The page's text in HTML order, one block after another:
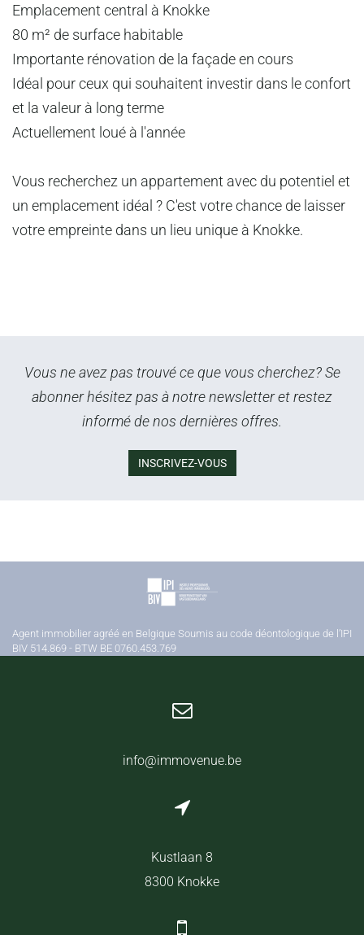
Emplacement central à Knokke
80 m² de surface habitable
Importante rénovation de la façade en cours
Idéal pour ceux qui souhaitent investir dans le confort
et la valeur à long terme
Actuellement loué à l'année
Vous recherchez un appartement avec du potentiel et
un emplacement idéal ? C'est votre chance de laisser
votre empreinte dans un lieu unique à Knokke.
Vous ne avez pas trouvé ce que vous cherchez? Se
abonner hésitez pas à notre newsletter et restez
informé de nos dernières offres.
INSCRIVEZ-VOUS
Agent immobilier agréé en Belgique Soumis au code déontologique de l’IPI
BIV 514.869 - BTW BE 0760.453.769
info@immovenue.be
Kustlaan 8
8300 Knokke